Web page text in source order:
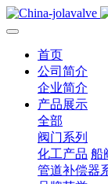
首页
公司简介
企业简介
产品展示
全部
阀门系列
化工产品 船
管道补偿器